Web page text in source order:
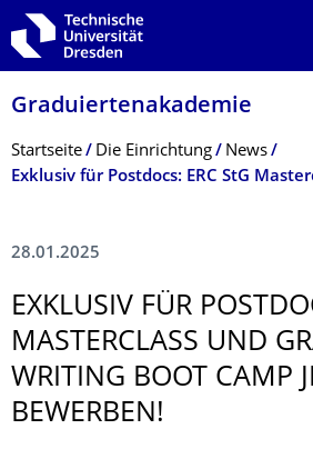
Zur Hauptnavigation springen
Zur Suche springen
Zum Inhalt springen
Graduiertenakade­mie
Breadcrumb-Menü
Startseite Die Einrichtung
News
28.01.2025
EXKLUSIV FÜR
MASTERCLASS UND
WRITING BOOT CAMP
BEWERBEN!